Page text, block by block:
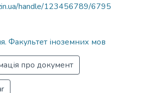
handle/123456789/6795
Факультет іноземних мов
про документ